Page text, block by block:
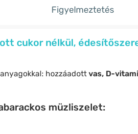
Figyelmeztetés
cukor nélkül,
hozzáadott vas, D-
müzliszelet: